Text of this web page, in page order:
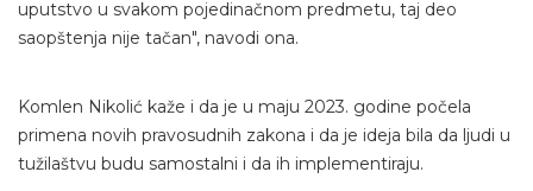
uputstvo u svakom pojedinačnom predmetu, taj deo
saopštenja nije tačan", navodi ona.
Komlen Nikolić kaže i da je u maju 2023. godine počela
primena novih pravosudnih zakona i da je ideja bila da ljudi u
tužilaštvu budu samostalni i da ih implementiraju.